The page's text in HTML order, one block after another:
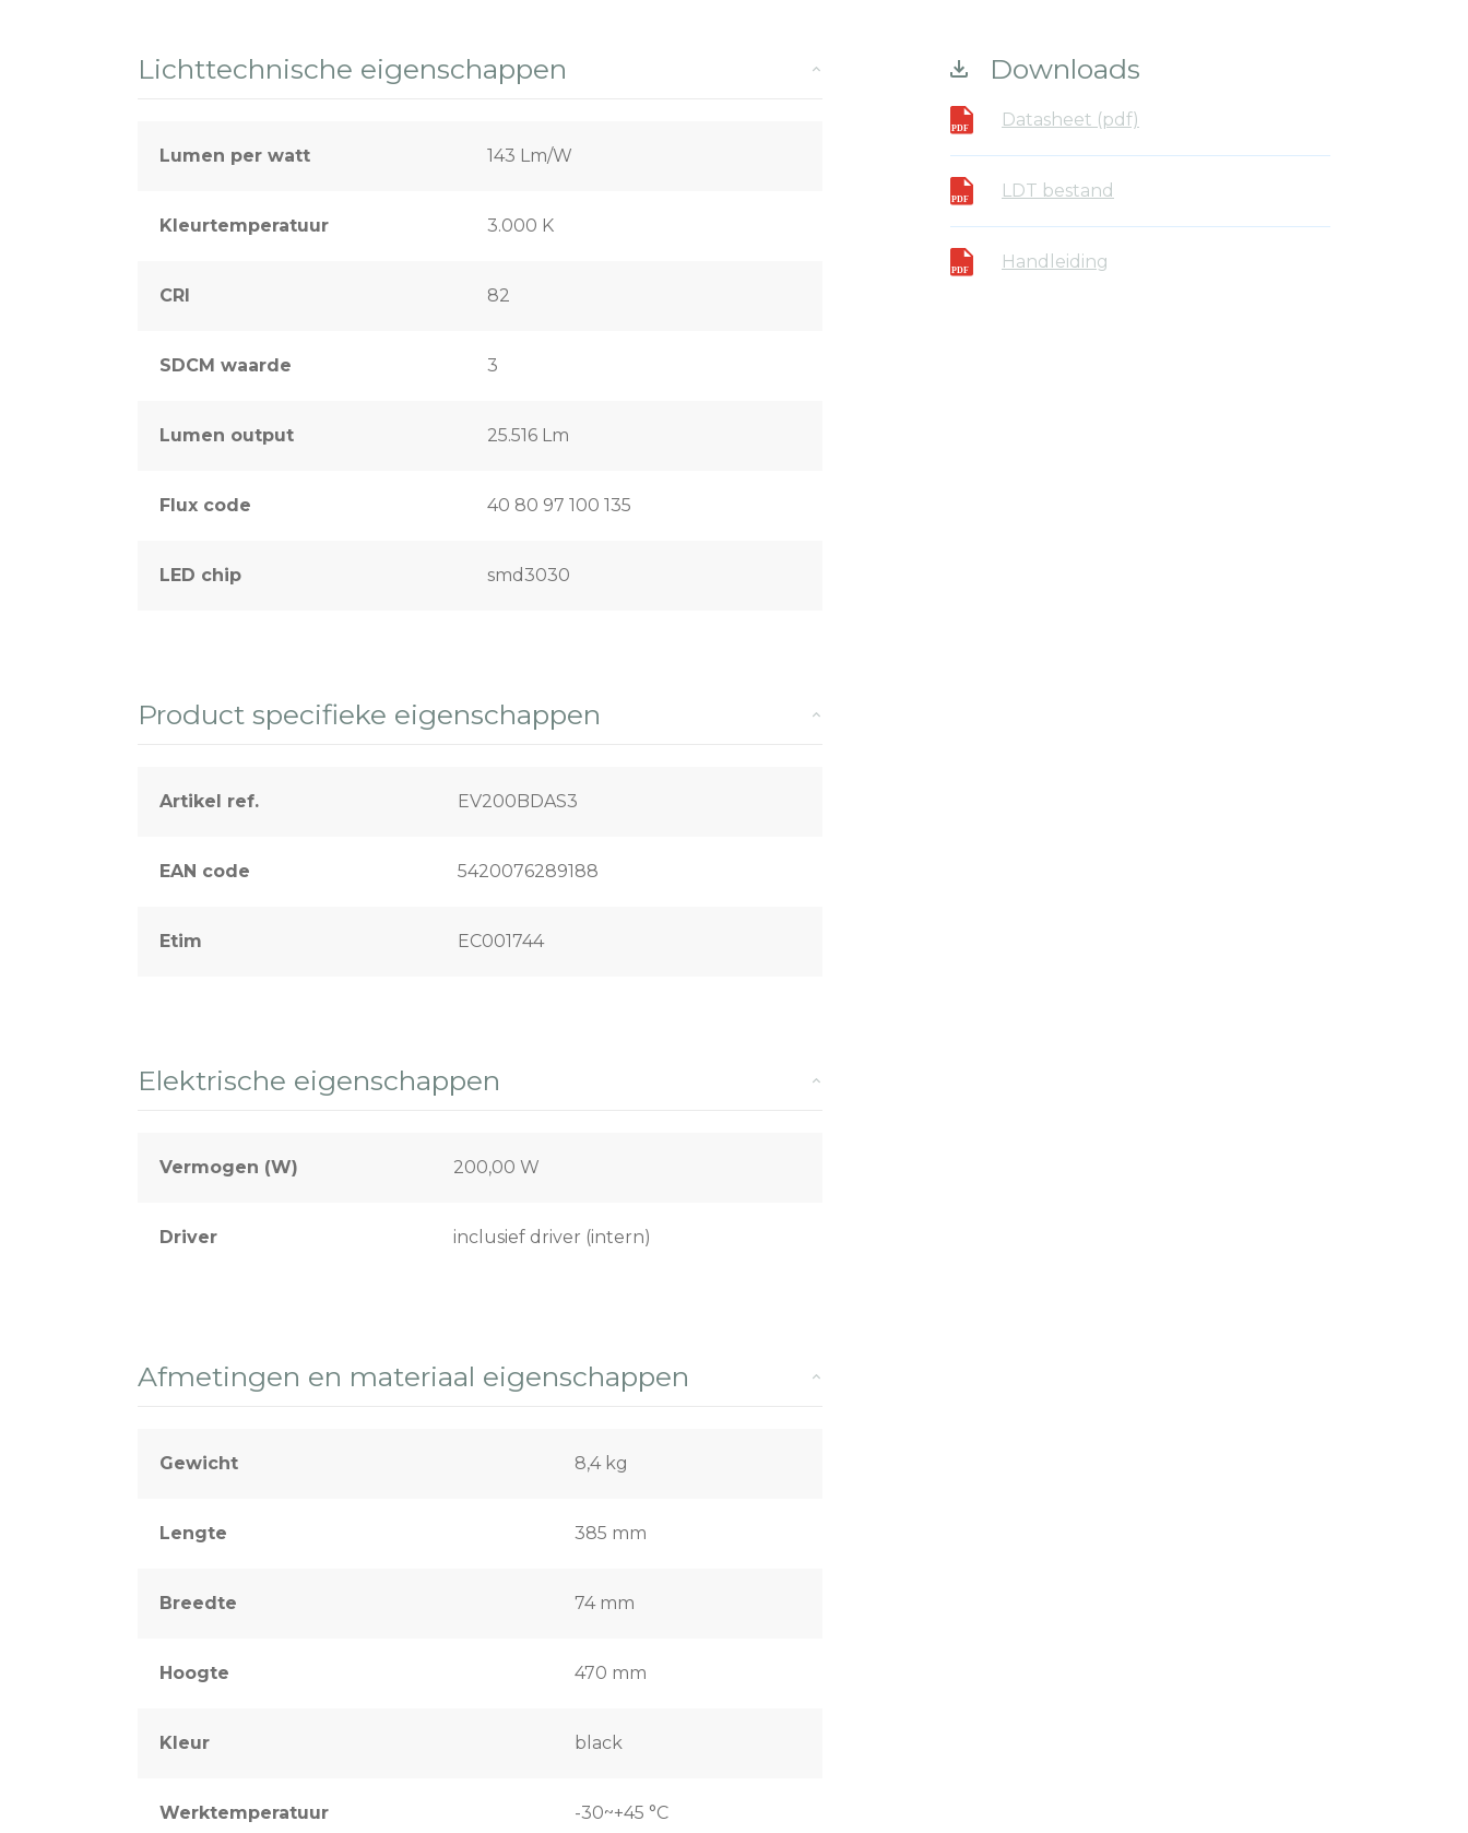
Lichttechnische eigenschappen
Lumen per watt 143 Lm/W
Kleurtemperatuur 3.000 K
CRI 82
SDCM waarde 3
Lumen output 25.516 Lm
Flux code 40 80 97 100 135
LED chip smd3030
Product specifieke eigenschappen
Artikel ref. EV200BDAS3
EAN code 5420076289188
Etim EC001744
Elektrische eigenschappen
Vermogen (W) 200,00 W
Driver inclusief driver (intern)
Afmetingen en materiaal eigenschappen
Gewicht 8,4 kg
Lengte 385 mm
Breedte 74 mm
Hoogte 470 mm
Kleur black
Werktemperatuur -30~+45 °C
Downloads
Datasheet (pdf)
LDT bestand
Handleiding